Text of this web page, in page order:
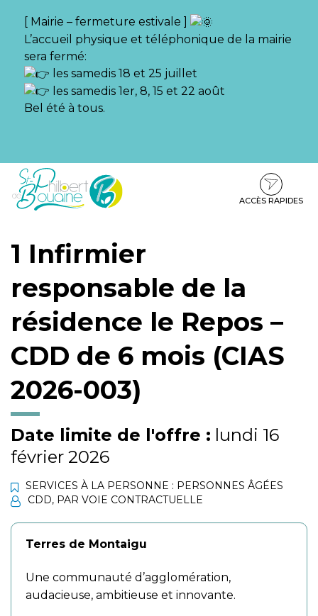
[ Mairie – fermeture estivale ]
L’accueil physique et téléphonique de la mairie
sera fermé:
les samedis 18 et 25 juillet
les samedis 1er, 8, 15 et 22 août
Bel été à tous.
Aller
Aller
contenu
Aller
pied
ACCÈS RAPIDES
1 Infirmier
responsable de la
résidence le Repos –
CDD de 6 mois (CIAS
2026-003)
Date limite de l'offre : lundi 16
février 2026
SERVICES À LA PERSONNE : PERSONNES ÂGÉES
CDD, PAR VOIE CONTRACTUELLE
Terres de Montaigu
Une communauté d’agglomération,
audacieuse, ambitieuse et innovante.